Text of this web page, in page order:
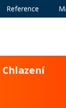
Reference
Chlazení